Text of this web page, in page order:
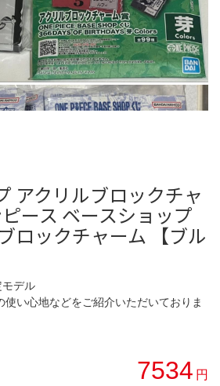
アクリルブロックチャ
ース ベースショップ
ロックチャーム 【ブル
デル
い心地などをご紹介いただいておりま
7534 円